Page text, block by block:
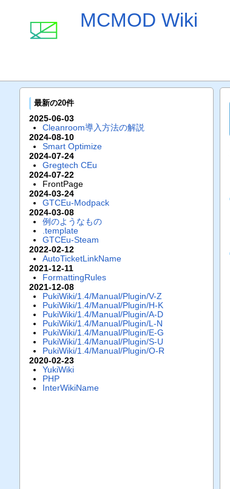
MCMOD Wiki
最新の20件
2025-06-03
Cleanroom導入方法の解説
2024-08-10
Smart Optimize
2024-07-24
Gregtech CEu
2024-07-22
FrontPage
2024-03-24
GTCEu-Modpack
2024-03-08
例のようなもの
.template
GTCEu-Steam
2022-02-12
AutoTicketLinkName
2021-12-11
FormattingRules
2021-12-08
PukiWiki/1.4/Manual/Plugin/V-Z
PukiWiki/1.4/Manual/Plugin/H-K
PukiWiki/1.4/Manual/Plugin/A-D
PukiWiki/1.4/Manual/Plugin/L-N
PukiWiki/1.4/Manual/Plugin/E-G
PukiWiki/1.4/Manual/Plugin/S-U
PukiWiki/1.4/Manual/Plugin/O-R
2020-02-23
YukiWiki
PHP
InterWikiName